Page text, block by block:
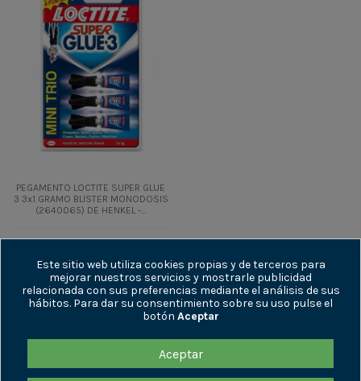
PEGAMENTO LOCTITE SUPER GLUE
3 3x1 GRAMO BLISTER MONODOSIS
(2640065) DE HENKEL -...
6,30 € IVA incl.
Añadir al
carrito
Este sitio web utiliza cookies propias y de terceros para
mejorar nuestros servicios y mostrarle publicidad
relacionada con sus preferencias mediante el análisis de sus
hábitos. Para dar su consentimiento sobre su uso pulse el
botón Aceptar
Aceptar